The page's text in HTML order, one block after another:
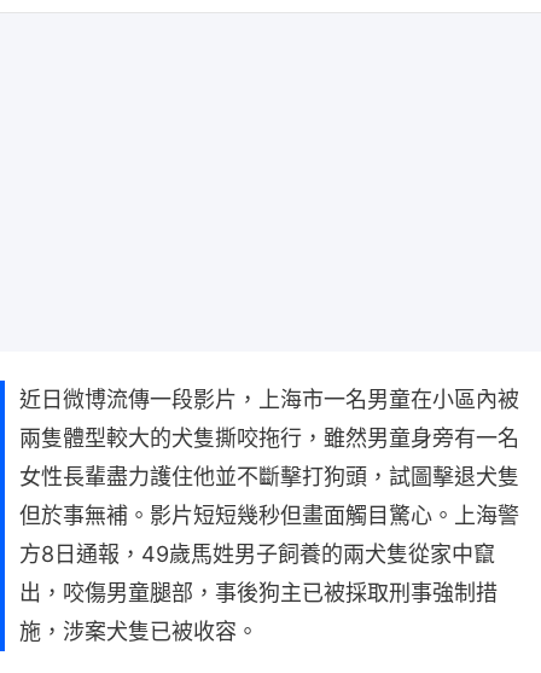
近日微博流傳一段影片，上海市一名男童在小區內被
兩隻體型較大的犬隻撕咬拖行，雖然男童身旁有一名
女性長輩盡力護住他並不斷擊打狗頭，試圖擊退犬隻
但於事無補。影片短短幾秒但畫面觸目驚心。上海警
方8日通報，49歲馬姓男子飼養的兩犬隻從家中竄
出，咬傷男童腿部，事後狗主已被採取刑事強制措
施，涉案犬隻已被收容。